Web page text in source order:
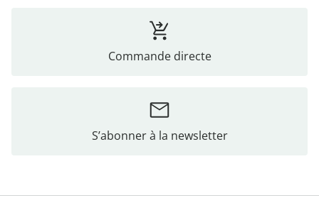
Commande directe
S’abonner à la newsletter